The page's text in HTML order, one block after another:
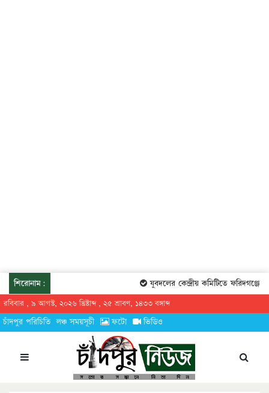
শিরোনাম: যুবদলের কেন্দ্রীয় কমিটিতে ফরিদগঞ্জের
রবিবার , ৯ আগস্ট, ২০২৬ খ্রিষ্টাব্দ , ২৫ শ্রাবণ, ১৪৩৩ বঙ্গাব্দ
চাঁদপুর পরিচিতি লঞ্চ সময়সূচী ফটো ভিডিও